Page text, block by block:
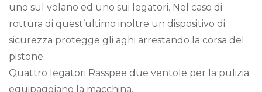
uno sul volano ed uno sui legatori. Nel caso di
rottura di quest’ultimo inoltre un dispositivo di
sicurezza protegge gli aghi arrestando la corsa del
pistone.
Quattro legatori Rasspee due ventole per la pulizia
equipaggiano la macchina.